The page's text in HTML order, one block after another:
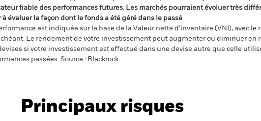
fiable des performances futures. Les marchés pourraient évoluer très
à évaluer la façon dont le fonds a été géré dans le passé
est indiquée sur la base de la Valeur nette d’inventaire (VNI), avec le
Le rendement de votre investissement peut augmenter ou diminuer en
si votre investissement est effectué dans une devise autre que celle
passées. Source : Blackrock
Principaux risques